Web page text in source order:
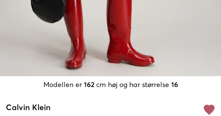
Modellen er 162 cm høj og har størrelse 16
Calvin Klein